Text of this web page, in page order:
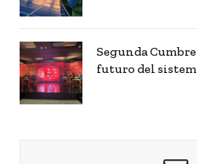
Segunda
futuro del